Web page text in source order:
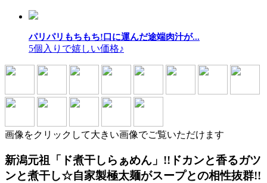
パリパリもちもち!口に運んだ途端肉汁が...
5個入りで嬉しい価格♪
画像をクリックして大きい画像でご覧いただけます
新潟元祖「ド煮干しらぁめん」!!ドカンと香るガツ
ンと煮干し☆自家製極太麺がスープとの相性抜群!!